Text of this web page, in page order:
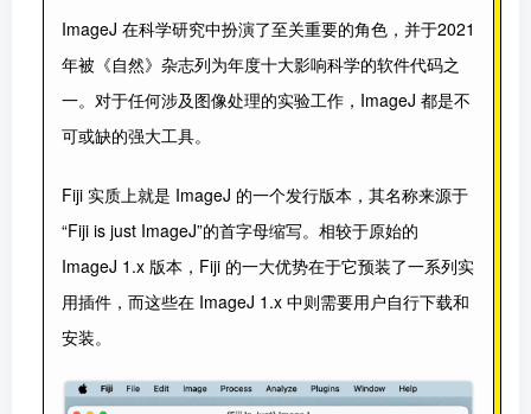
ImageJ 在科学研究中扮演了至关重要的角色，并于2021
年被《自然》杂志列为年度十大影响科学的软件代码之
一。对于任何涉及图像处理的实验工作，ImageJ 都是不
可或缺的强大工具。
Fiji 实质上就是 ImageJ 的一个发行版本，其名称来源于
“Fiji is just ImageJ”的首字母缩写。相较于原始的
ImageJ 1.x 版本，Fiji 的一大优势在于它预装了一系列实
用插件，而这些在 ImageJ 1.x 中则需要用户自行下载和
安装。